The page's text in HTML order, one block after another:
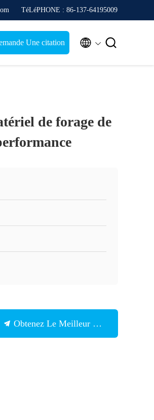
TéLéPHONE : 86-137-64195009
Une citation  
de forage de
Obtenez Le Meilleur Prix